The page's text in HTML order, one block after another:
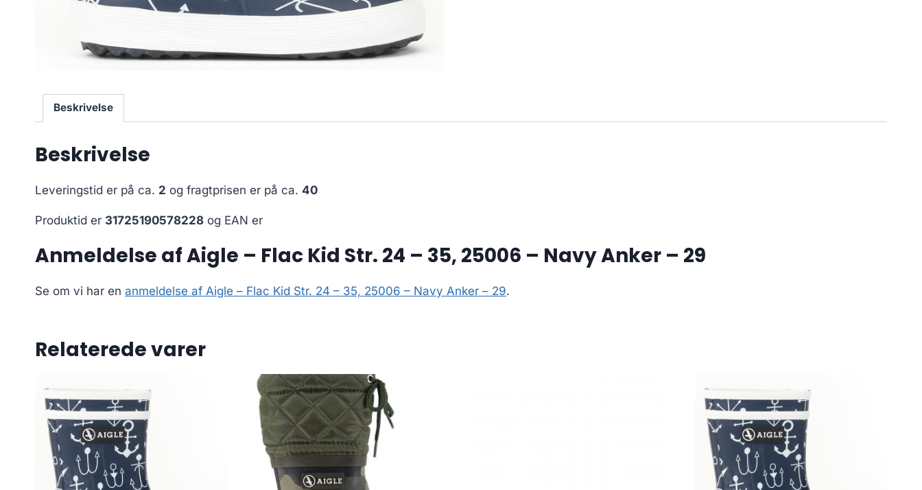
Beskrivelse
Beskrivelse
Leveringstid er på ca. 2 og fragtprisen er på ca. 40
Produktid er 31725190578228 og EAN er
Anmeldelse af Aigle – Flac Kid Str. 24 – 35, 25006 – Navy Anker – 29
Se om vi har en anmeldelse af Aigle – Flac Kid Str. 24 – 35, 25006 – Navy Anker – 29.
Relaterede varer